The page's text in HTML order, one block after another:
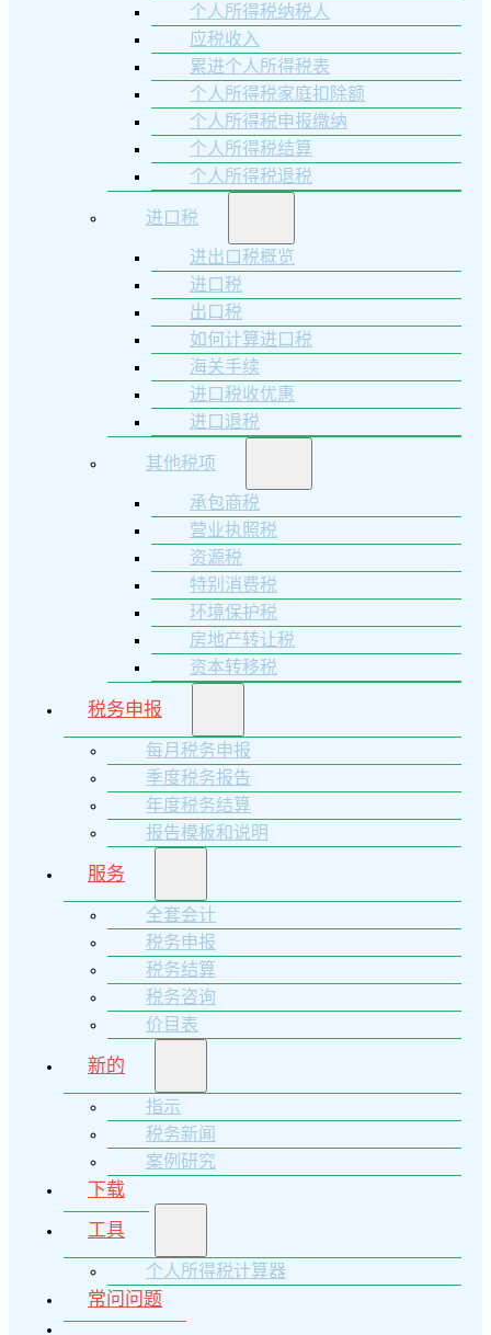
个人所得税纳税人
应税收入
累进个人所得税表
个人所得税家庭扣除额
个人所得税申报缴纳
个人所得税结算
个人所得税退税
进口税
进出口税概览
进口税
出口税
如何计算进口税
海关手续
进口税收优惠
进口退税
其他税项
承包商税
营业执照税
资源税
特别消费税
环境保护税
房地产转让税
资本转移税
税务申报
每月税务申报
季度税务报告
年度税务结算
报告模板和说明
服务
全套会计
税务申报
税务结算
税务咨询
价目表
新的
指示
税务新闻
案例研究
下载
工具
个人所得税计算器
常问问题